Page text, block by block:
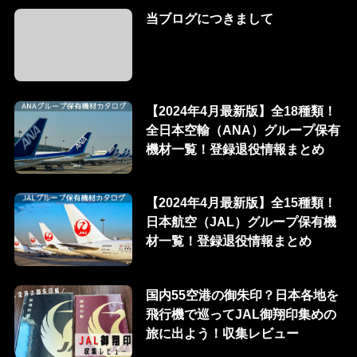
当ブログにつきまして
【2024年4月最新版】全18種類！
全日本空輸（ANA）グループ保有
機材一覧！登録退役情報まとめ
【2024年4月最新版】全15種類！
日本航空（JAL）グループ保有機
材一覧！登録退役情報まとめ
国内55空港の御朱印？日本各地を
飛行機で巡ってJAL御翔印集めの
旅に出よう！収集レビュー